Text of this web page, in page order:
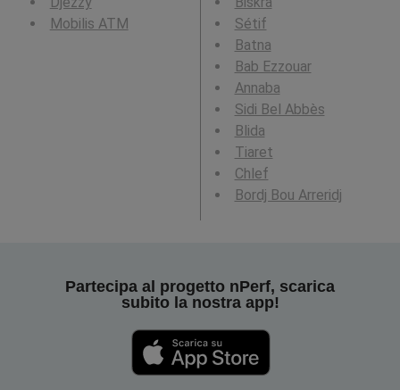
Mobilis ATM
Sétif
Batna
Bab Ezzouar
Annaba
Sidi Bel Abbès
Blida
Tiaret
Chlef
Bordj Bou Arreridj
Partecipa al progetto nPerf, scarica
subito la nostra app!